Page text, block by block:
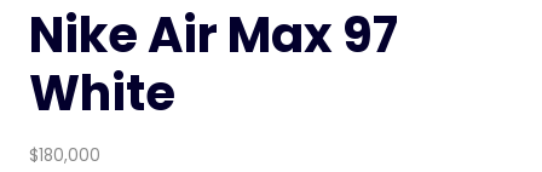
Nike Air Max 97
White
$180,000